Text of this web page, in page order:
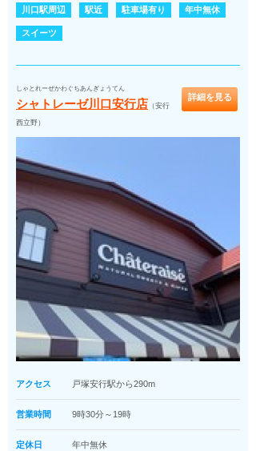
川口駅周辺 駅近 駐車場有り 年中無休
スイーツ
しゃとれーぜかわぐちあんぎょうてん
シャトレーゼ川口安行店 （安行
西立野）
詳細を見る
アクセス 戸塚安行駅から290m
営業時間 9時30分～19時
定休日 年中無休